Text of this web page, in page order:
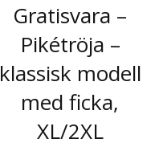
Gratisvara –
Pikétröja –
klassisk modell
med ficka,
XL/2XL